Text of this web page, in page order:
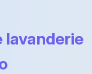
lavanderie